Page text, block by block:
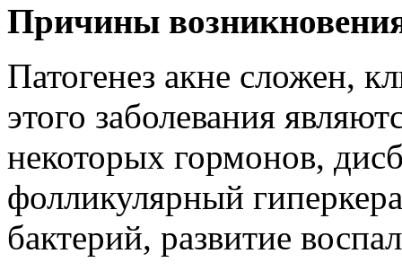
Причины
Патогенез акне сложен,
этого заболевания
некоторых гормонов,
фолликулярный
бактерий, развитие